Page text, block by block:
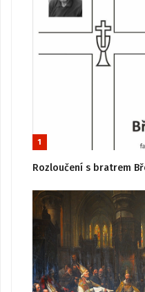
1
Rozloučení s bratrem